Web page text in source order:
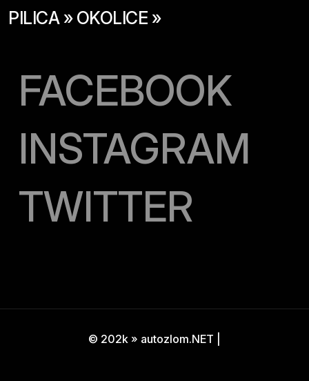
PILICA » OKOLICE »
FACEBOOK
INSTAGRAM
TWITTER
© 202k » autozlom.NET |